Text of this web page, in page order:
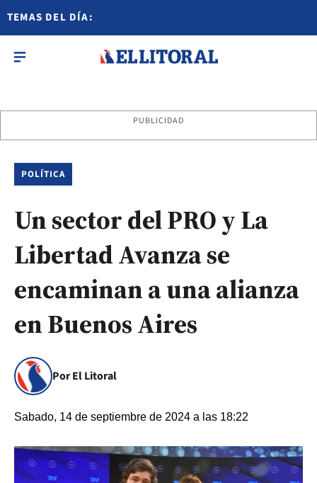
TEMAS DEL DÍA:
PUBLICIDAD
POLÍTICA
Un sector del PRO y La
Libertad Avanza se
encaminan a una alianza
en Buenos Aires
Por El Litoral
Sabado, 14 de septiembre de 2024 a las 18:22